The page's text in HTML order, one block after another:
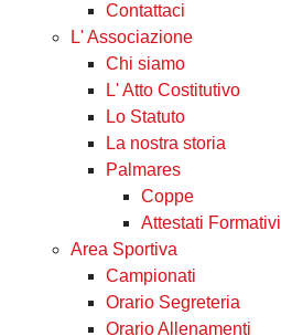
Contattaci
L' Associazione
Chi siamo
L' Atto Costitutivo
Lo Statuto
La nostra storia
Palmares
Coppe
Attestati Formativi
Area Sportiva
Campionati
Orario Segreteria
Orario Allenamenti